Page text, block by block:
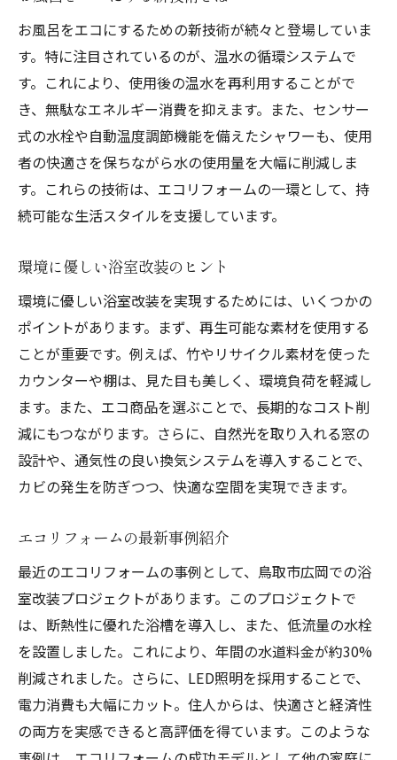
お風呂をエコにするための新技術が続々と登場していま
す。特に注目されているのが、温水の循環システムで
す。これにより、使用後の温水を再利用することがで
き、無駄なエネルギー消費を抑えます。また、センサー
式の水栓や自動温度調節機能を備えたシャワーも、使用
者の快適さを保ちながら水の使用量を大幅に削減しま
す。これらの技術は、エコリフォームの一環として、持
続可能な生活スタイルを支援しています。
環境に優しい浴室改装のヒント
環境に優しい浴室改装を実現するためには、いくつかの
ポイントがあります。まず、再生可能な素材を使用する
ことが重要です。例えば、竹やリサイクル素材を使った
カウンターや棚は、見た目も美しく、環境負荷を軽減し
ます。また、エコ商品を選ぶことで、長期的なコスト削
減にもつながります。さらに、自然光を取り入れる窓の
設計や、通気性の良い換気システムを導入することで、
カビの発生を防ぎつつ、快適な空間を実現できます。
エコリフォームの最新事例紹介
最近のエコリフォームの事例として、鳥取市広岡での浴
室改装プロジェクトがあります。このプロジェクトで
は、断熱性に優れた浴槽を導入し、また、低流量の水栓
を設置しました。これにより、年間の水道料金が約30%
削減されました。さらに、LED照明を採用することで、
電力消費も大幅にカット。住人からは、快適さと経済性
の両方を実感できると高評価を得ています。このような